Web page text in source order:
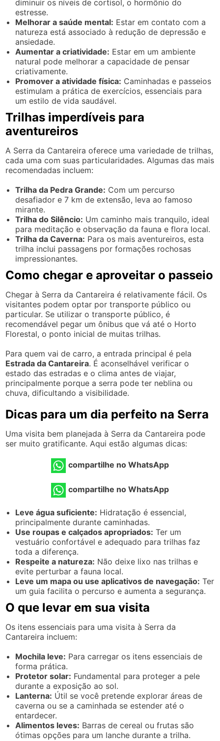
diminuir os níveis de cortisol, o hormônio do
estresse.
Melhorar a saúde mental: Estar em contato com a
natureza está associado à redução de depressão e
ansiedade.
Aumentar a criatividade: Estar em um ambiente
natural pode melhorar a capacidade de pensar
criativamente.
Promover a atividade física: Caminhadas e passeios
estimulam a prática de exercícios, essenciais para
um estilo de vida saudável.
Trilhas imperdíveis para
aventureiros
A Serra da Cantareira oferece uma variedade de trilhas,
cada uma com suas particularidades. Algumas das mais
recomendadas incluem:
Trilha da Pedra Grande: Com um percurso
desafiador e 7 km de extensão, leva ao famoso
mirante.
Trilha do Silêncio: Um caminho mais tranquilo, ideal
para meditação e observação da fauna e flora local.
Trilha da Caverna: Para os mais aventureiros, esta
trilha inclui passagens por formações rochosas
impressionantes.
Como chegar e aproveitar o passeio
Chegar à Serra da Cantareira é relativamente fácil. Os
visitantes podem optar por transporte público ou
particular. Se utilizar o transporte público, é
recomendável pegar um ônibus que vá até o Horto
Florestal, o ponto inicial de muitas trilhas.
Para quem vai de carro, a entrada principal é pela
Estrada da Cantareira. É aconselhável verificar o
estado das estradas e o clima antes de viajar,
principalmente porque a serra pode ter neblina ou
chuva, dificultando a visibilidade.
Dicas para um dia perfeito na Serra
Uma visita bem planejada à Serra da Cantareira pode
ser muito gratificante. Aqui estão algumas dicas:
compartilhe no WhatsApp
compartilhe no WhatsApp
Leve água suficiente: Hidratação é essencial,
principalmente durante caminhadas.
Use roupas e calçados apropriados: Ter um
vestuário confortável e adequado para trilhas faz
toda a diferença.
Respeite a natureza: Não deixe lixo nas trilhas e
evite perturbar a fauna local.
Leve um mapa ou use aplicativos de navegação: Ter
um guia facilita o percurso e aumenta a segurança.
O que levar em sua visita
Os itens essenciais para uma visita à Serra da
Cantareira incluem:
Mochila leve: Para carregar os itens essenciais de
forma prática.
Protetor solar: Fundamental para proteger a pele
durante a exposição ao sol.
Lanterna: Útil se você pretende explorar áreas de
caverna ou se a caminhada se estender até o
entardecer.
Alimentos leves: Barras de cereal ou frutas são
ótimas opções para um lanche durante a trilha.